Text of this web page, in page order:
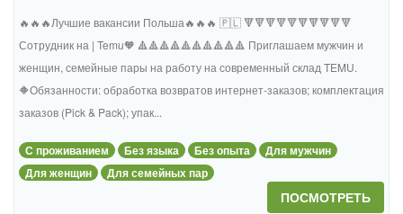
🔥🔥🔥Лучшие вакансии Польша🔥🔥🔥 🇵🇱 🔻🔻🔻🔻🔻🔻🔻🔻🔻🔻
Сотрудник на | Temu🧡 🔺🔺🔺🔺🔺🔺🔺🔺🔺🔺 Приглашаем мужчин и
женщин, семейные пары на работу на современный склад TEMU.
🔶Обязанности: обработка возвратов интернет-заказов; комплектация
заказов (Pick & Pack); упак...
С проживанием Без языка Без опыта
Для мужчин
Для женщин
Для семейных пар
ПОСМОТРЕТЬ